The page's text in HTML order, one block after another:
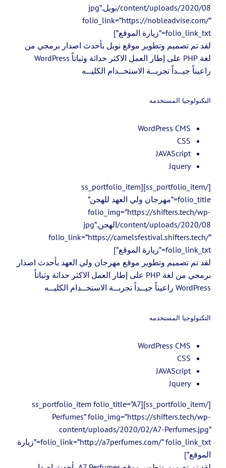
content/uploads/2020/08/نوبل.jpg”
folio_link=”https://nobleadvise.com/”
folio_link_txt=”زيارة الموقع”]
لقد تم تصميم وتطوير موقع نوبل بأحدث اصدار برمجي من
لغة PHP على إطار العمل الاكثر حداثة وثباتاً WordPress
راعيناً جيــداً تجربــة الاستخــدام الكليــه
التكنولوجيا المستخدمه
WordPress CMS
CSS
JAVAScript
Jquery
[/ss_portfolio_item][ss_portfolio_item
folio_title=”مهرجان ولي العهد للهجن”
folio_img=”https://shifters.tech/wp-
content/uploads/2020/08/الهجن.jpg”
folio_link=”https://camelsfestival.shifters.tech/”
folio_link_txt=”زيارة الموقع”]
لقد تم تصميم وتطوير موقع مهرجان ولي العهد بأحدث اصدار
برمجي من لغة PHP على إطار العمل الاكثر حداثة وثباتاً
WordPress راعيناً جيــداً تجربــة الاستخــدام الكليــه
التكنولوجيا المستخدمه
WordPress CMS
CSS
JAVAScript
Jquery
[/ss_portfolio_item][ss_portfolio_item folio_title=”A7
Perfumes” folio_img=”https://shifters.tech/wp-
content/uploads/2020/02/A7-Perfumes.jpg”
folio_link=”http://a7perfumes.com/” folio_link_txt=”زيارة
الموقع”]